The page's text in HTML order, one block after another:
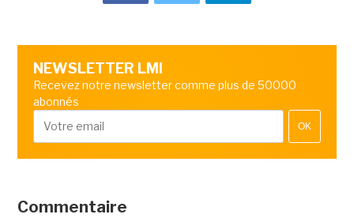
NEWSLETTER LMI
Recevez notre newsletter comme plus de 50000
abonnés
OK
Commentaire